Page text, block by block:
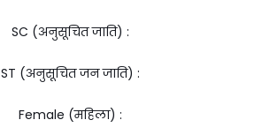
SC (अनुसूचित जाति) :
ST (अनुसूचित जन जाति) :
Female (महिला) :